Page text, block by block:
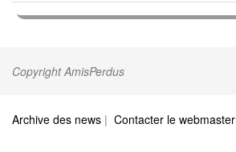
Copyright AmisPerdus
Archive des news | Contacter le webmaster